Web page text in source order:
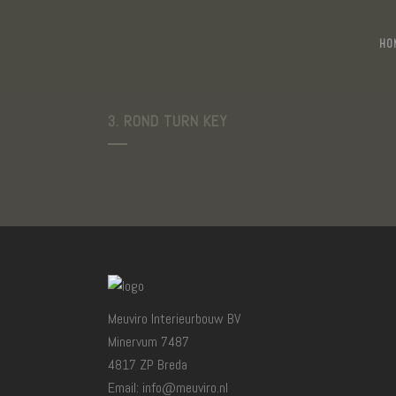
3. ROND TURN KEY
Meuviro Interieurbouw BV
Minervum 7487
4817 ZP Breda
Email: info@meuviro.nl